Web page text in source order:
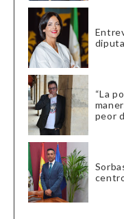
“La
peor